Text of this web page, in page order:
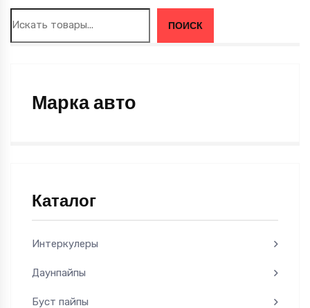
ПОИСК
Марка авто
Каталог
Интеркулеры
Даунпайпы
Буст пайпы